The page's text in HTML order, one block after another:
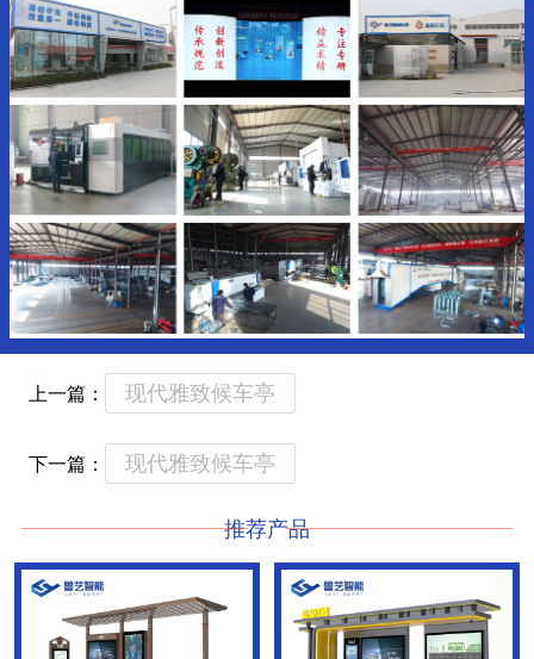
上一篇： 现代雅致候车亭
下一篇： 现代雅致候车亭
推荐产品